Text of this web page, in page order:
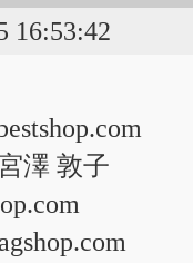
16:53:42
澤 敦子